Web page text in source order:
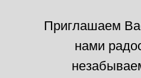
Приглашаем
нами